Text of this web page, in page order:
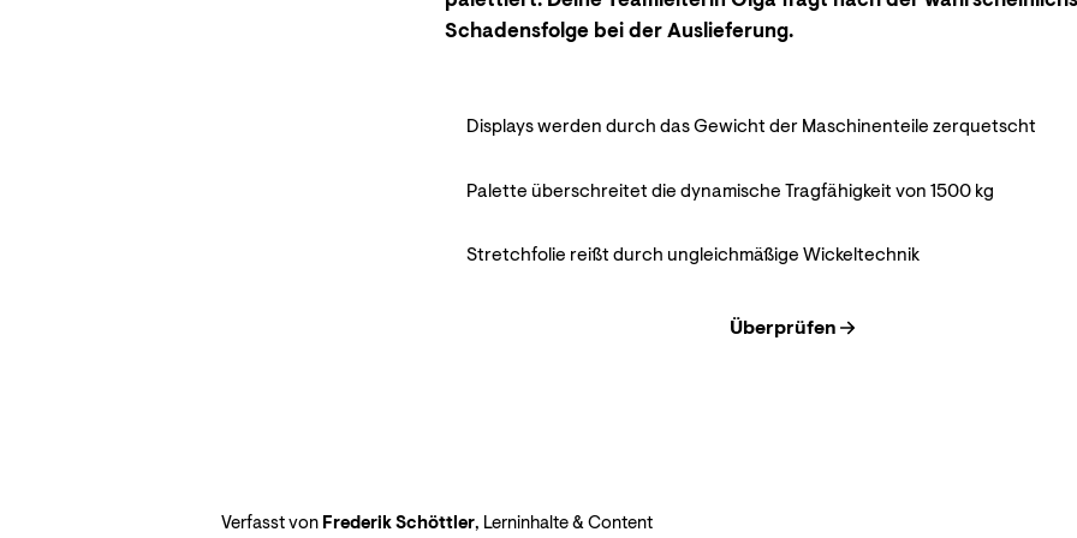
Schadensfolge bei der Auslieferung.
Displays werden durch das Gewicht der Maschinenteile zerquetscht
Palette überschreitet die dynamische Tragfähigkeit von 1500 kg
Stretchfolie reißt durch ungleichmäßige Wickeltechnik
Überprüfen
Verfasst von Frederik Schöttler, Lerninhalte & Content